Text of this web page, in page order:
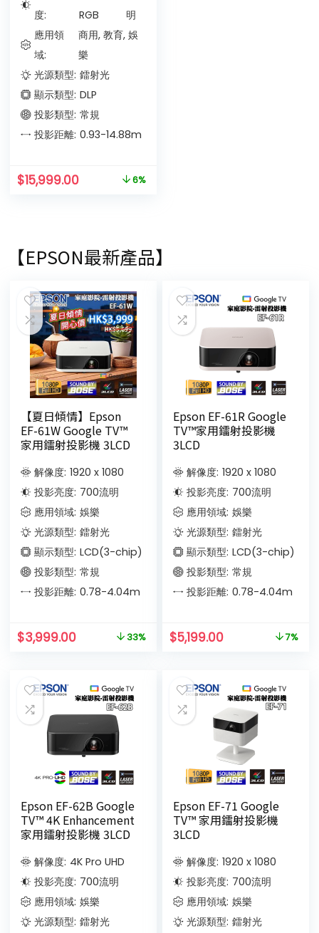
度:
RGB
明
應用領
域:
商用, 教育, 娛
樂
光源類型: 鐳射光
顯示類型: DLP
投影類型: 常規
投影距離: 0.93-14.88m
$15,999.00 6%
【EPSON最新產品】
【夏日傾情】Epson
EF-61W Google TV™
家用鐳射投影機 3LCD
解像度: 1920 x 1080
投影亮度: 700流明
應用領域: 娛樂
光源類型: 鐳射光
顯示類型: LCD(3-chip)
投影類型: 常規
投影距離: 0.78-4.04m
$3,999.00 33%
Epson EF-61R Google
TV™家用鐳射投影機
3LCD
解像度: 1920 x 1080
投影亮度: 700流明
應用領域: 娛樂
光源類型: 鐳射光
顯示類型: LCD(3-chip)
投影類型: 常規
投影距離: 0.78-4.04m
$5,199.00 7%
Epson EF-62B Google
TV™ 4K Enhancement
家用鐳射投影機 3LCD
解像度: 4K Pro UHD
投影亮度: 700流明
應用領域: 娛樂
光源類型: 鐳射光
Epson EF-71 Google
TV™ 家用鐳射投影機
3LCD
解像度: 1920 x 1080
投影亮度: 700流明
應用領域: 娛樂
光源類型: 鐳射光